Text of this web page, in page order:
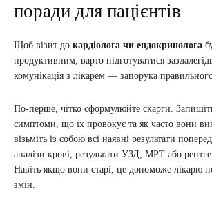
поради для пацієнтів
Щоб візит до кардіолога чи ендокринолога
продуктивним, варто підготуватися
комунікація з лікарем — запорука
По-перше, чітко сформулюйте скарги.
симптоми, що їх провокує та як часто вони
візьміть із собою всі наявні результати
аналізи крові, результати УЗД, МРТ або
Навіть якщо вони старі, це допоможе лікарю
змін.